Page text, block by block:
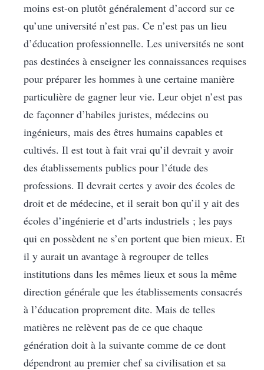
moins est-on plutôt généralement d’accord sur ce
qu’une université n’est pas. Ce n’est pas un lieu
d’éducation professionnelle. Les universités ne sont
pas destinées à enseigner les connaissances requises
pour préparer les hommes à une certaine manière
particulière de gagner leur vie. Leur objet n’est pas
de façonner d’habiles juristes, médecins ou
ingénieurs, mais des êtres humains capables et
cultivés. Il est tout à fait vrai qu’il devrait y avoir
des établissements publics pour l’étude des
professions. Il devrait certes y avoir des écoles de
droit et de médecine, et il serait bon qu’il y ait des
écoles d’ingénierie et d’arts industriels ; les pays
qui en possèdent ne s’en portent que bien mieux. Et
il y aurait un avantage à regrouper de telles
institutions dans les mêmes lieux et sous la même
direction générale que les établissements consacrés
à l’éducation proprement dite. Mais de telles
matières ne relèvent pas de ce que chaque
génération doit à la suivante comme de ce dont
dépendront au premier chef sa civilisation et sa